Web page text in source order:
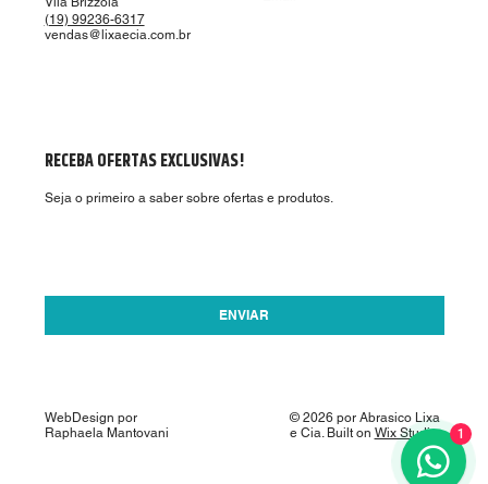
(19) 99236-6317
vendas@lixaecia.com.br
RECEBA OFERTAS EXCLUSIVAS!
Seja o primeiro a saber sobre ofertas e produtos.
ENVIAR
WebDesign por
Raphaela Mantovani
© 2026 por Abrasico Lixa
e Cia. Built on Wix Studio 1